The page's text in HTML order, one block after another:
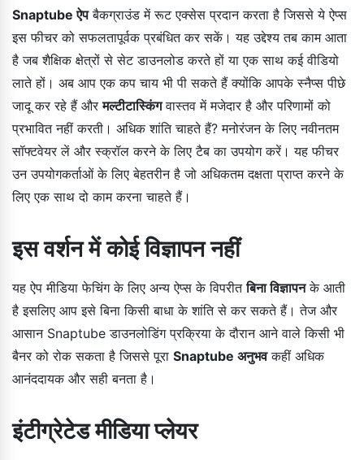
Snaptube ऐपबैकग्राउंड में रूट एक्सेस प्रदान करता है जिससे ये ऐप्स
इस फीचर को सफलतापूर्वक प्रबंधित कर सकें। यह उद्देश्य तब काम आता
है जब शैक्षिक क्षेत्रों से सेट डाउनलोड करते हों या एक साथ कई वीडियो
लाते हों। अब आप एक कप चाय भी पी सकते हैं क्योंकि आपके स्नैप्स पीछे
जादू कर रहे हैं औरमल्टीटास्किंगवास्तव में मजेदार है और परिणामों को
प्रभावित नहीं करती। अधिक शांति चाहते हैं? मनोरंजन के लिए नवीनतम
सॉफ्टवेयर लें और स्क्रॉल करने के लिए टैब का उपयोग करें। यह फीचर
उन उपयोगकर्ताओं के लिए बेहतरीन है जो अधिकतम दक्षता प्राप्त करने के
लिए एक साथ दो काम करना चाहते हैं।
इस वर्शन में कोई विज्ञापन नहीं
यह ऐप मीडिया फेचिंग के लिए अन्य ऐप्स के विपरीतबिना विज्ञापनके आती
है इसलिए आप इसे बिना किसी बाधा के शांति से कर सकते हैं। तेज और
आसान Snaptube डाउनलोडिंग प्रक्रिया के दौरान आने वाले किसी भी
बैनर को रोक सकता है जिससे पूरा Snaptube अनुभवकहीं अधिक
आनंददायक और सही बनता है।
इंटीग्रेटेड मीडिया प्लेयर